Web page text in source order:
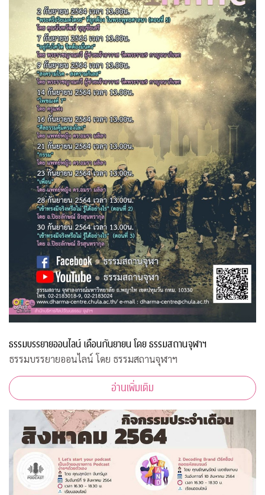
ธรรมบรรยายออนไลน์ เดือนกันยายน โดย ธรรมสถานจุฬาฯ
ธรรมบรรยายออนไลน์ โดย ธรรมสถานจุฬาฯ
อ่านเพิ่มเติม